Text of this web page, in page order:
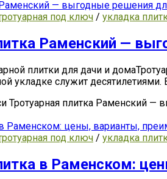
под ключ / укладка
Раменский —
плитки для дачи и
укладке служит десятилетиями.
Тротуарная плитка Раменский
под ключ / укладка
в Раменском: